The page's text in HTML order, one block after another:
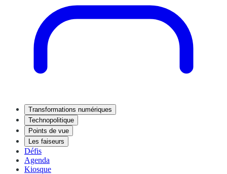
Transformations numériques
Technopolitique
Points de vue
Les faiseurs
Défis
Agenda
Kiosque